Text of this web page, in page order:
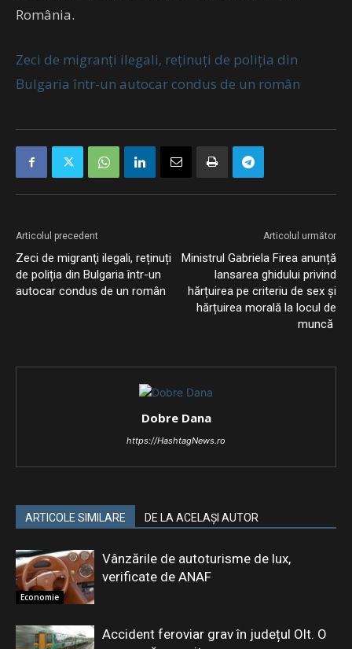
România.
Zeci de migranţi ilegali, reținuți de poliția din
Bulgaria într-un autocar condus de un român
Articolul precedent
Zeci de migranţi ilegali, reținuți
de poliția din Bulgaria într-un
autocar condus de un român
Articolul următor
Ministrul Gabriela Firea anunță
lansarea ghidului privind
hărțuirea pe criteriu de sex și
hărțuirea morală la locul de
muncă
Dobre Dana
https://HashtagNews.ro
ARTICOLE SIMILARE DE LA ACELAȘI AUTOR
Economie
Vânzările de autoturisme de lux,
verificate de ANAF
Accident feroviar grav în județul Olt. O